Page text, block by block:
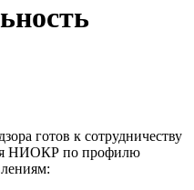
готов к сотрудничеству
НИОКР по профилю